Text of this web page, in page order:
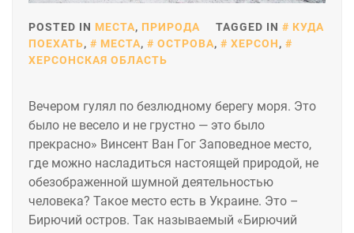
POSTED IN МЕСТА, ПРИРОДА TAGGED IN
КУДА
ПОЕХАТЬ, МЕСТА, ОСТРОВА, ХЕРСОН,
ХЕРСОНСКАЯ ОБЛАСТЬ
Вечером гулял по безлюдному берегу моря. Это
было не весело и не грустно — это было
прекрасно» Винсент Ван Гог Заповедное место,
где можно насладиться настоящей природой, не
обезображенной шумной деятельностью
человека? Такое место есть в Украине. Это –
Бирючий остров. Так называемый «Бирючий